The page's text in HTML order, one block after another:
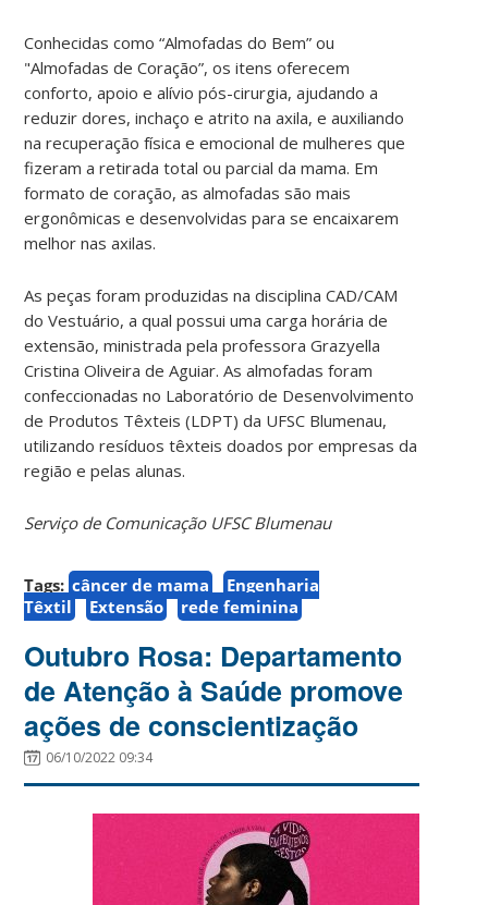
Conhecidas como “Almofadas do Bem” ou
"Almofadas de Coração”, os itens oferecem
conforto, apoio e alívio pós-cirurgia, ajudando a
reduzir dores, inchaço e atrito na axila, e auxiliando
na recuperação física e emocional de mulheres que
fizeram a retirada total ou parcial da mama. Em
formato de coração, as almofadas são mais
ergonômicas e desenvolvidas para se encaixarem
melhor nas axilas.
As peças foram produzidas na disciplina CAD/CAM
do Vestuário, a qual possui uma carga horária de
extensão, ministrada pela professora Grazyella
Cristina Oliveira de Aguiar. As almofadas foram
confeccionadas no Laboratório de Desenvolvimento
de Produtos Têxteis (LDPT) da UFSC Blumenau,
utilizando resíduos têxteis doados por empresas da
região e pelas alunas.
Serviço de Comunicação UFSC Blumenau
Tags: câncer de mama
Engenharia
Têxtil
Extensão rede feminina
Outubro Rosa: Departamento
de Atenção à Saúde promove
ações de conscientização
06/10/2022 09:34